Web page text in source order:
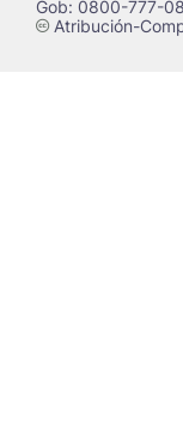
Gob: 0800-777-
cAtribución-